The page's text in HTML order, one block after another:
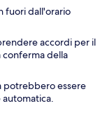
fuori dall'orario
accordi per il
conferma della
potrebbero essere